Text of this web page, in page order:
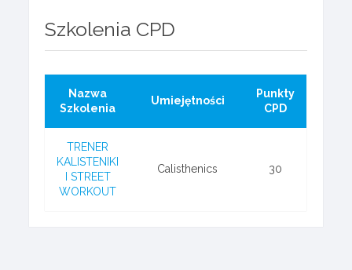
Szkolenia CPD
Nazwa
Szkolenia
Umiejętności
Punkty
CPD
TRENER
KALISTENIKI
I STREET
WORKOUT
Calisthenics 30